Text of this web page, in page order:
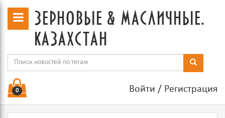
зерновые & масличные.
казахстан
Войти / Регистрация
0